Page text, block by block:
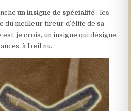
un insigne de spécialité : les
du meilleur tireur d’élite de sa
est, je crois, un insigne qui désigne
à l’œil nu.